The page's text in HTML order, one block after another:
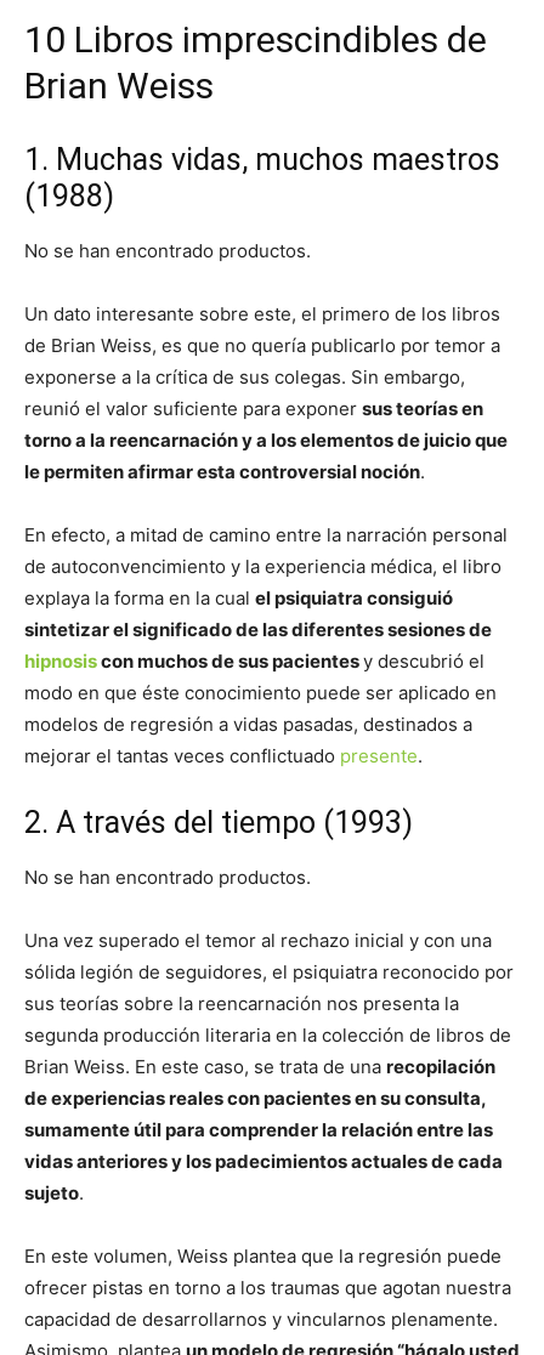
10 Libros imprescindibles de
Brian Weiss
1. Muchas vidas, muchos maestros
(1988)
No se han encontrado productos.
Un dato interesante sobre este, el primero de los libros
de Brian Weiss, es que no quería publicarlo por temor a
exponerse a la crítica de sus colegas. Sin embargo,
reunió el valor suficiente para exponer sus teorías en
torno a la reencarnación y a los elementos de juicio que
le permiten afirmar esta controversial noción.
En efecto, a mitad de camino entre la narración personal
de autoconvencimiento y la experiencia médica, el libro
explaya la forma en la cual el psiquiatra consiguió
sintetizar el significado de las diferentes sesiones de
hipnosiscon muchos de sus pacientesy descubrió el
modo en que éste conocimiento puede ser aplicado en
modelos de regresión a vidas pasadas, destinados a
mejorar el tantas veces conflictuado presente.
2. A través del tiempo (1993)
No se han encontrado productos.
Una vez superado el temor al rechazo inicial y con una
sólida legión de seguidores, el psiquiatra reconocido por
sus teorías sobre la reencarnación nos presenta la
segunda producción literaria en la colección de libros de
Brian Weiss. En este caso, se trata de una recopilación
de experiencias reales con pacientes en su consulta,
sumamente útil para comprender la relación entre las
vidas anteriores y los padecimientos actuales de cada
sujeto.
En este volumen, Weiss plantea que la regresión puede
ofrecer pistas en torno a los traumas que agotan nuestra
capacidad de desarrollarnos y vincularnos plenamente.